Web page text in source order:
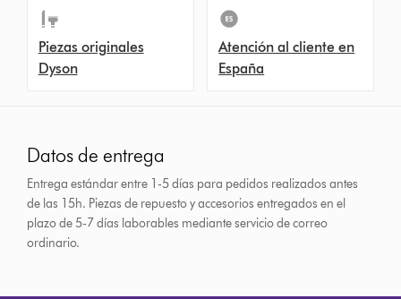
Piezas originales
Dyson
Atención al cliente en
España
Datos de entrega
Entrega estándar entre 1-5 días para pedidos realizados antes
de las 15h. Piezas de repuesto y accesorios entregados en el
plazo de 5-7 días laborables mediante servicio de correo
ordinario.